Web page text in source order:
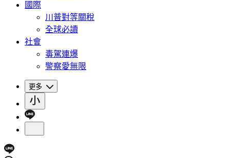
國際
川普對等關稅
全球必讀
社會
毒駕連爆
警察愛無限
更多